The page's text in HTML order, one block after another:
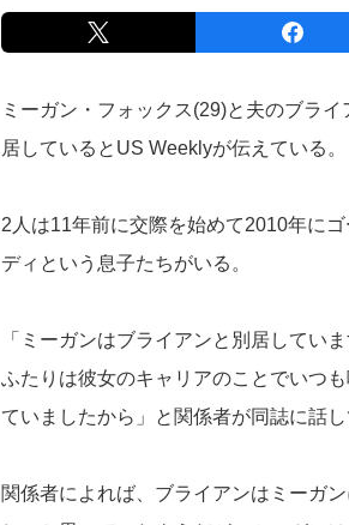
ミーガン・フォックス(29)と夫のブラ
居しているとUS Weeklyが伝えている。
2人は11年前に交際を始めて2010年に
ディという息子たちがいる。
「ミーガンはブライアンと別居してい
ふたりは彼女のキャリアのことでいつ
ていましたから」と関係者が同誌に話
関係者によれば、ブライアンはミーガ